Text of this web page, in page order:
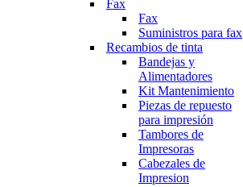
Fax
Fax
Suministros para fax
Recambios de tinta
Bandejas y
Alimentadores
Kit Mantenimiento
Piezas de repuesto
para impresión
Tambores de
Impresoras
Cabezales de
Impresion